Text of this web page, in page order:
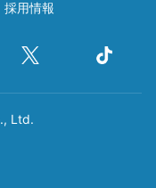
採用情報
Ltd.